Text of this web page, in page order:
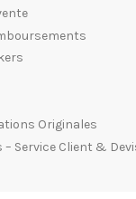
Originales
Service Client &